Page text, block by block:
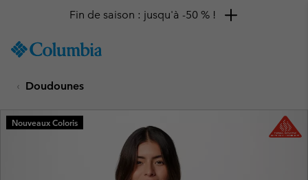
TO
SKIP
MAIN
NAV
Fin de saison : jusqu'à -50 % !
Doudounes
Nouveaux Coloris